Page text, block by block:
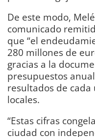
De este modo,
comunicado
que “el
280 millones de
gracias a la
presupuestos
resultados de
locales.
“Estas cifras
ciudad con